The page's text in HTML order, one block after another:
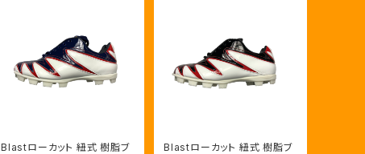
Blastローカット 紐式 樹脂ブ
Blastローカット 紐式 樹脂ブ